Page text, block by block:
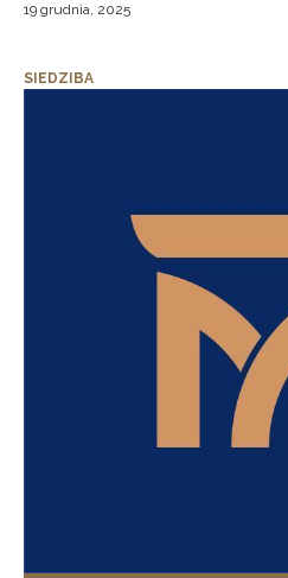
19 grudnia, 2025
SIEDZIBA